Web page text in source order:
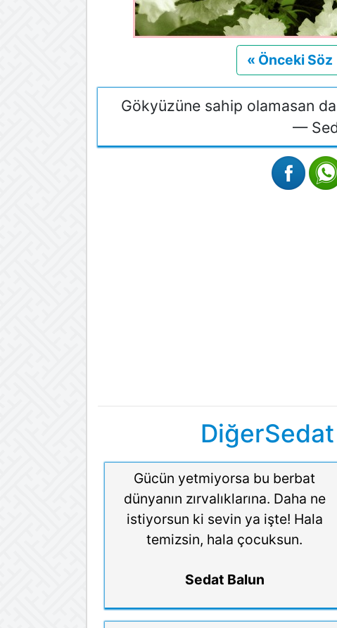
« Önceki Söz
Gökyüzüne sahip olamasan
—
Gücün yetmiyorsa bu berbat
dünyanın zırvalıklarına. Daha ne
istiyorsun ki sevin ya işte! Hala
temizsin, hala çocuksun.
Sedat Balun